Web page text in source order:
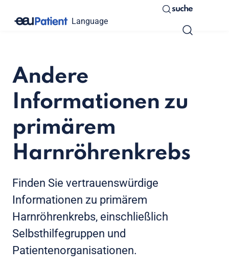
Language
suche
Andere
Informationen zu
primärem
Harnröhrenkrebs
Finden Sie vertrauenswürdige
Informationen zu primärem
Harnröhrenkrebs, einschließlich
Selbsthilfegruppen und
Patientenorganisationen.